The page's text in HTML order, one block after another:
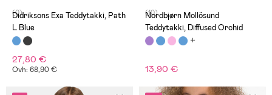
(0)
Didriksons Exa Teddytakki, Path
L Blue
27,80 €
Ovh: 68,90 €
(10)
Nordbjørn Mollösund
Teddytakki, Diffused Orchid
13,90 €